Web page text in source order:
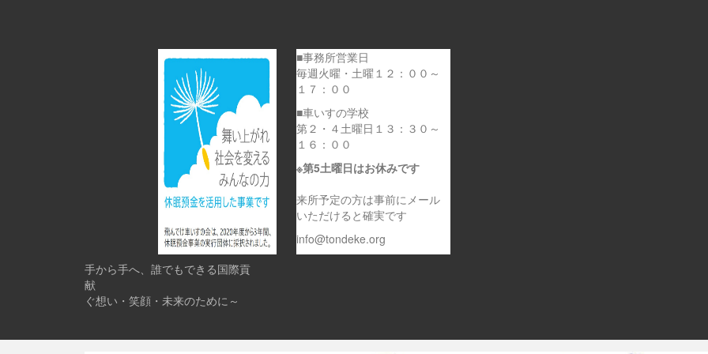
■事務所営業日
毎週火曜・土曜１２：００～
１７：００
■車いすの学校
第２・４土曜日１３：３０～
１６：００
※第5土曜日はお休みです
来所予定の方は事前にメール
いただけると確実です
info@tondeke.org
手から手へ、誰でもできる国際貢
献 ～車いす
ぐ想い・笑顔・未来のために～